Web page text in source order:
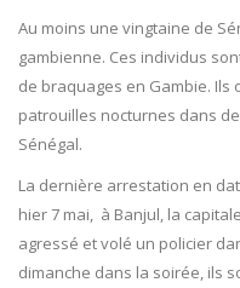
Au moins une vingtaine de
gambienne. Ces individus
de braquages en Gambie.
patrouilles nocturnes dans
Sénégal.
La dernière arrestation en
hier 7 mai, à Banjul, la
agressé et volé un policier
dimanche dans la soirée, ils